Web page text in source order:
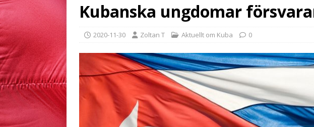
Kubanska ungdomar
2020-11-30 Zoltan T Aktuellt om Kuba 0